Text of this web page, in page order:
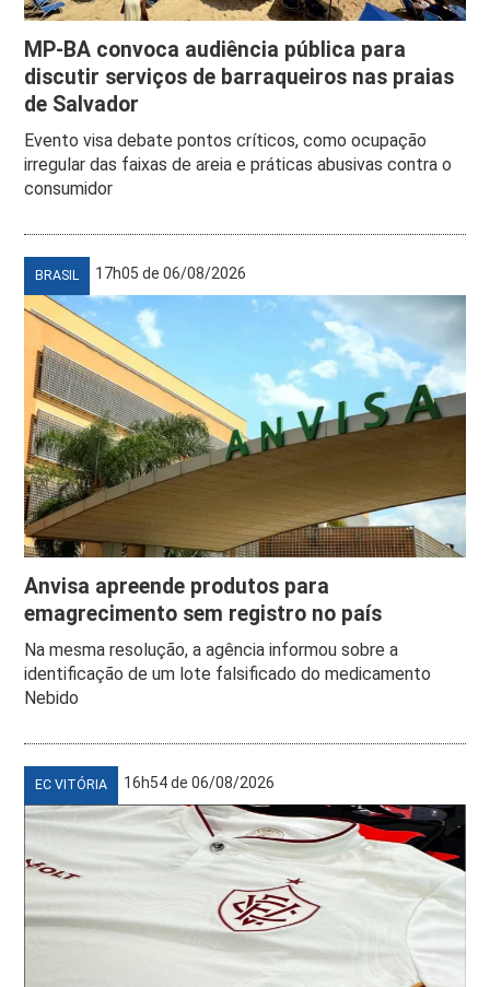
MP-BA convoca audiência pública para
discutir serviços de barraqueiros nas praias
de Salvador
Evento visa debate pontos críticos, como ocupação
irregular das faixas de areia e práticas abusivas contra o
consumidor
BRASIL 17h05 de 06/08/2026
Anvisa apreende produtos para
emagrecimento sem registro no país
Na mesma resolução, a agência informou sobre a
identificação de um lote falsificado do medicamento
Nebido
EC VITÓRIA 16h54 de 06/08/2026